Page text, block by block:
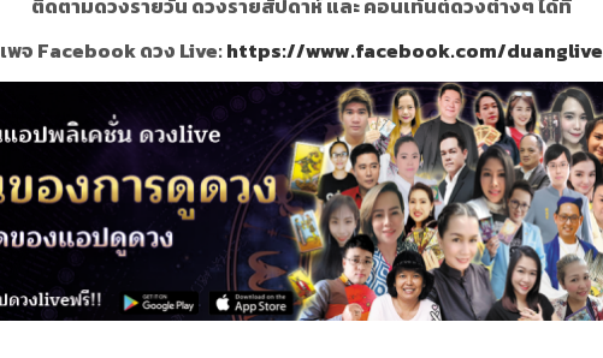
ติดตามดวงรายวัน ดวงรายสัปดาห์ และ คอนเท้นต์ดวงต่างๆ ได้ที่
เพจ Facebook ดวง Live:https://www.facebook.com/duanglive